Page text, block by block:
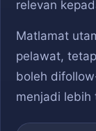
relevan
Matlamat
pelawat,
boleh
menjadi lebih